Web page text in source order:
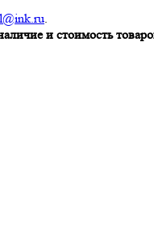
.
и стоимость